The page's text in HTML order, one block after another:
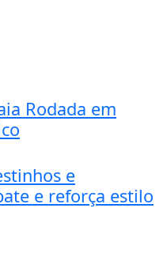
Rodada em
e
e reforça estilo